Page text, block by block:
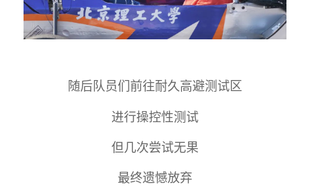
随后队员们前往耐久高避测试区
进行操控性测试
但几次尝试无果
最终遗憾放弃